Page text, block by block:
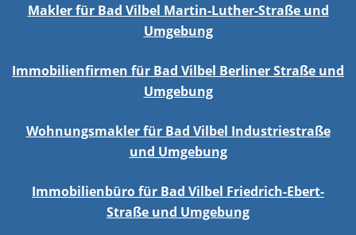
Makler für Bad Vilbel Martin-Luther-Straße und
Umgebung
Immobilienfirmen für Bad Vilbel Berliner Straße und
Umgebung
Wohnungsmakler für Bad Vilbel Industriestraße
und Umgebung
Immobilienbüro für Bad Vilbel Friedrich-Ebert-
Straße und Umgebung